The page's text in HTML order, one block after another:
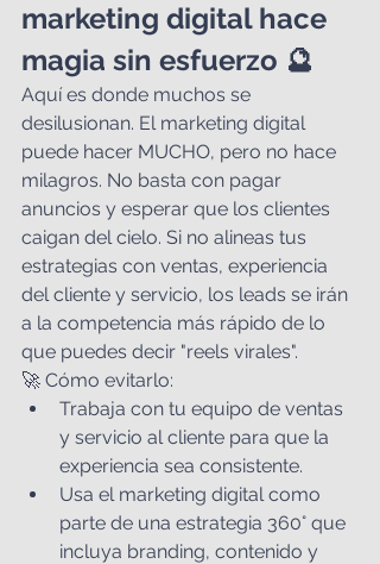
marketing digital hace
magia sin esfuerzo 🔮
Aquí es donde muchos se
desilusionan. El marketing digital
puede hacer MUCHO, pero no hace
milagros. No basta con pagar
anuncios y esperar que los clientes
caigan del cielo. Si no alineas tus
estrategias con ventas, experiencia
del cliente y servicio, los leads se irán
a la competencia más rápido de lo
que puedes decir "reels virales".
🚀 Cómo evitarlo:
Trabaja con tu equipo de ventas
y servicio al cliente para que la
experiencia sea consistente.
Usa el marketing digital como
parte de una estrategia 360° que
incluya branding, contenido y